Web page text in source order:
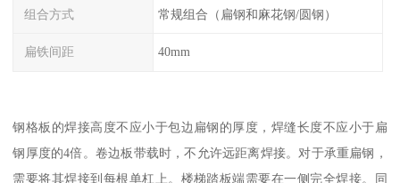
组合方式 常规组合（扁钢和麻花钢/圆钢）
扁铁间距 40mm
钢格板的焊接高度不应小于包边扁钢的厚度，焊缝长度不应小于扁
钢厚度的4倍。卷边板带载时，不允许远距离焊接。对于承重扁钢，
需要将其焊接到每根单杠上。楼梯踏板端需要在一侧完全焊接。同